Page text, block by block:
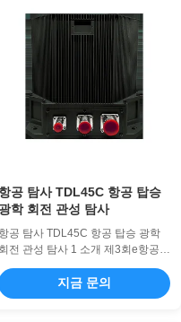
를 제공합니다. 이 제품군은 독립형
관성 항법, 관성/위성 통합 항법, 관
성/속도 보조 통합 항법과 같은 다양
해양 선박 유형의 요구 사항을 충족
하면서 플랫폼에 대한 포괄적인 항법
항공 탐사 TDL45C 항공 탑승
광학 회전 관성 탐사
항공 탐사 TDL45C 항공 탑승 광학
회전 관성 탐사 1 소개 제3회e항공용
광학 회전성 관성 내비게이션 시스템
은 광학 회전기와 쿼츠 가속도
계를 핵심 센서로 사용합니다.스트래
지금 문의